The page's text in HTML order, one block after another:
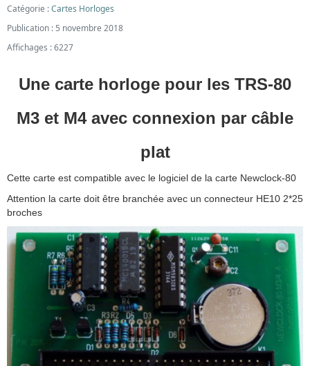
Catégorie :Cartes Horloges
Publication : 5 novembre 2018
Affichages : 6227
Une carte horloge pour les TRS-80
M3 et M4 avec connexion par câble
plat
Cette carte est compatible avec le logiciel de la carte Newclock-80
Attention la carte doit être branchée avec un connecteur HE10 2*25
broches